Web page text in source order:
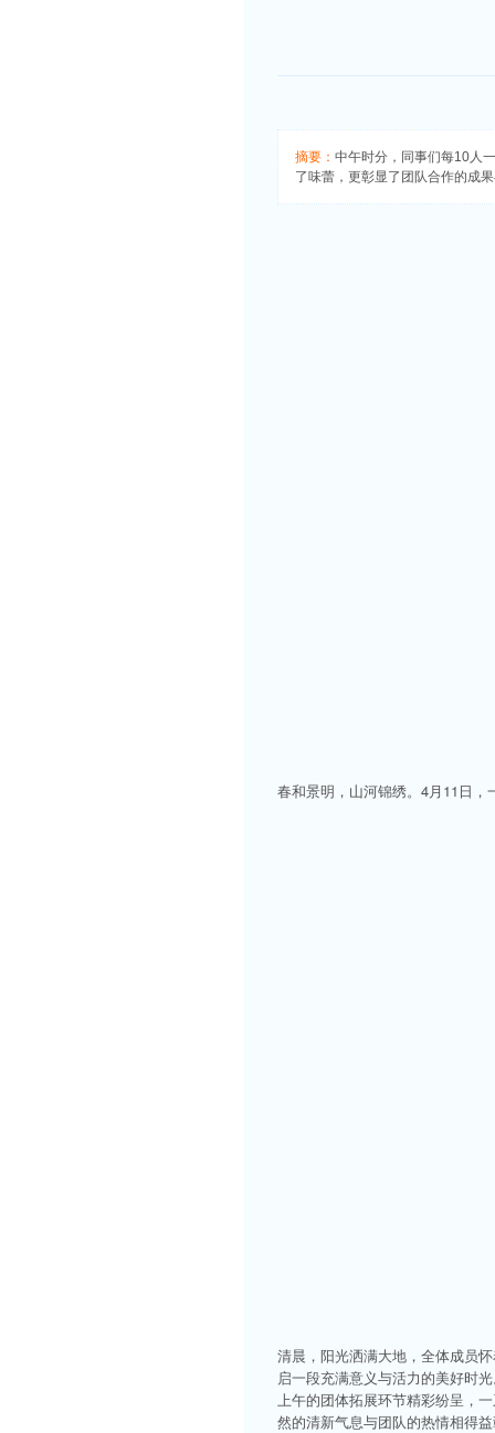
摘要： 中午时分，同事们每10人
了味蕾，更彰显了团队合作的成
春和景明，山河锦绣。4月11日，
清晨，阳光洒满大地，全体成员
启一段充满意义与活力的美好时
上午的团体拓展环节精彩纷呈，
然的清新气息与团队的热情相得